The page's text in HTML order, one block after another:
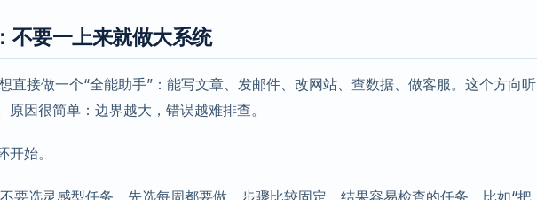
不要一上来就做大系统
直接做一个“全能助手”：能写文章、发邮件、改网站、查数据、做客服。这个方向听
因很简单：边界越大，错误越难排查。
始。